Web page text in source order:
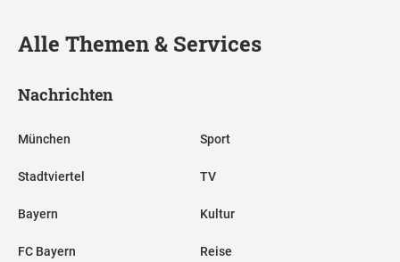
Alle Themen & Services
Nachrichten
München
Stadtviertel
Bayern
FC Bayern
Sport
TV
Kultur
Reise